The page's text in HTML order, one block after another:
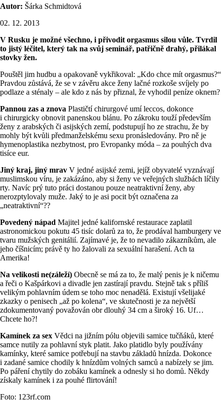
Autor: Šárka Schmidtová
02. 12. 2013
V Rusku je možné všechno, i přivodit orgasmus silou vůle. Tvrdil
to jistý léčitel, který tak na svůj seminář, patřičně drahý, přilákal
stovky žen.
Pouštěl jim hudbu a opakovaně vykřikoval: „Kdo chce mít orgasmus?“
Pravdou zůstává, že se v závěru akce ženy lačné rozkoše svíjely po
podlaze a sténaly – ale kdo z nás by přiznal, že vyhodil peníze oknem?
Pannou zas a znova Plastičtí chirurgové umí leccos, dokonce
i chirurgicky obnovit panenskou blánu. Po zákroku touží především
ženy z arabských či asijských zemí, podstupují ho ze strachu, že by
mohly být kvůli předmanželskému sexu pronásledovány. Pro ně je
hymenoplastika nezbytnost, pro Evropanky móda – za pouhých dva
tisíce eur.
Jiný kraj, jiný mrav V jedné asijské zemi, jejíž obyvatelé vyznávají
muslimskou víru, je zakázáno, aby si ženy ve veřejných službách líčily
rty. Navíc prý tuto práci dostanou pouze neatraktivní ženy, aby
nerozptylovaly muže. Jaký to je asi pocit být označena za
„neatraktivní“??
Povedený nápad Majitel jedné kalifornské restaurace zaplatil
astronomickou pokutu 45 tisíc dolarů za to, že prodával hamburgery ve
tvaru mužských genitálií. Zajímavé je, že to nevadilo zákazníkům, ale
jeho číšnicím; právě ty ho žalovali za sexuální harašení. Ach ta
Amerika!
Na velikosti ne(záleží) Obecně se má za to, že malý penis je k ničemu
a řeči o Kašpárkovi a divadle jen zastírají pravdu. Stejně tak s příliš
velikým pohlavním údem se toho moc nenadělá. Existují všelijaké
zkazky o penisech „až po kolena“, ve skutečnosti je za největší
zdokumentovaný považován obr dlouhý 34 cm a široký 16. Uf…
Chcete ho?!
Kamínek za sex Vědci na jižním pólu objevili samice tučňáků, které
samce nutily za pohlavní styk platit. Jako platidlo byly používány
kamínky, které samice potřebují na stavbu základů hnízda. Dokonce
i zadané samice chodily k hnízdům volných samců a nabízely se jim.
Po páření chytily do zobáku kamínek a odnesly si ho domů. Někdy
získaly kamínek i za pouhé flirtování!
Foto: 123rf.com